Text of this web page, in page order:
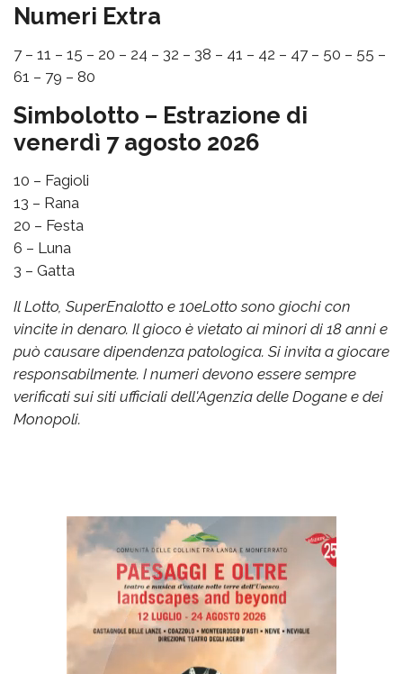
Numeri Extra
7 – 11 – 15 – 20 – 24 – 32 – 38 – 41 – 42 – 47 – 50 – 55 –
61 – 79 – 80
Simbolotto – Estrazione di
venerdì 7 agosto 2026
10 – Fagioli
13 – Rana
20 – Festa
6 – Luna
3 – Gatta
Il Lotto, SuperEnalotto e 10eLotto sono giochi con
vincite in denaro. Il gioco è vietato ai minori di 18 anni e
può causare dipendenza patologica. Si invita a giocare
responsabilmente. I numeri devono essere sempre
verificati sui siti ufficiali dell'Agenzia delle Dogane e dei
Monopoli.